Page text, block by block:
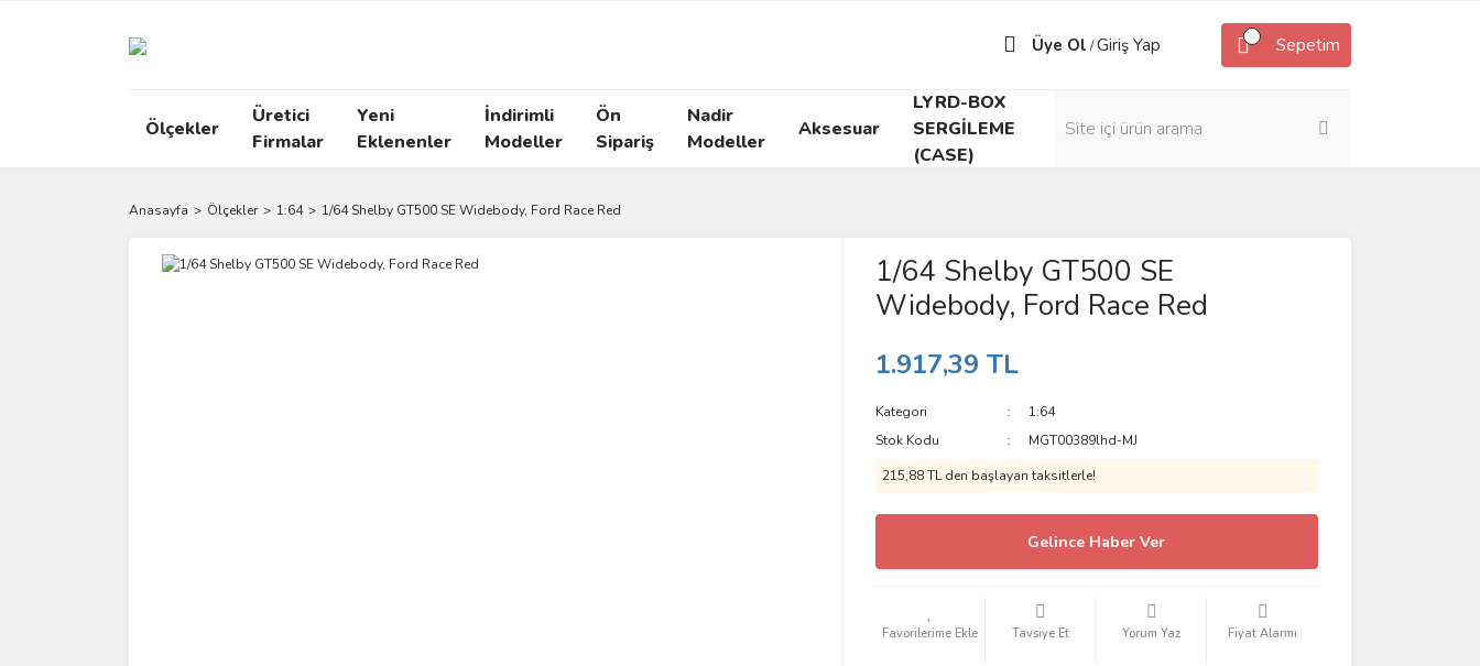
Üye Ol /Giriş Yap Sepetim
Ölçekler
Üretici
Firmalar
Yeni
Eklenenler
İndirimli
Modeller
Ön
Sipariş
Nadir
Modeller
Aksesuar
LYRD-BOX
SERGİLEME
(CASE)
Anasayfa Ölçekler 1:64 1/64 Shelby GT500 SE Widebody, Ford Race Red
1/64 Shelby GT500 SE
Widebody, Ford Race Red
1.917,39 TL
Kategori
1:64
Stok Kodu
MGT00389lhd-MJ
215,88 TL den başlayan taksitlerle!
Gelince Haber Ver
Tavsiye Et Yorum Yaz Fiyat Alarmı